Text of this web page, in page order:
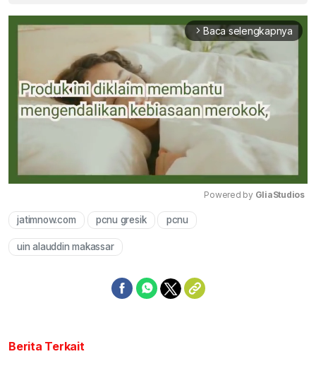
arrow_forward_ios Baca selengkapnya
Powered by GliaStudios
jatimnow.com pcnu gresik pcnu
uin alauddin makassar
Berita Terkait